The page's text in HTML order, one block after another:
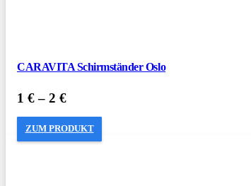
CARAVITA Schirmständer Oslo
1 €– 2 €
ZUM PRODUKT